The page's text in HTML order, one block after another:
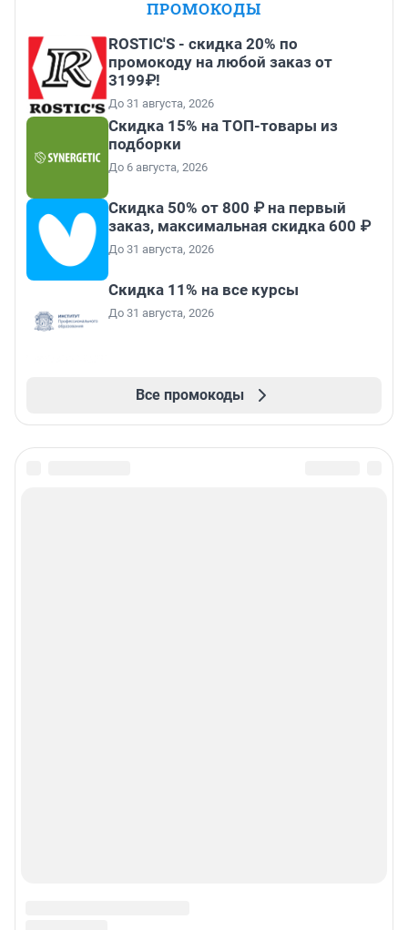
ПРОМОКОДЫ
ROSTIC'S - скидка 20% по
промокоду на любой заказ от
3199₽!
До 31 августа, 2026
Скидка 15% на ТОП-товары из
подборки
До 6 августа, 2026
Скидка 50% от 800 ₽ на первый
заказ, максимальная скидка 600 ₽
До 31 августа, 2026
Скидка 11% на все курсы
До 31 августа, 2026
Все промокоды